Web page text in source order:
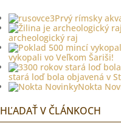
Prvý rímsky
archeologický raj
vykopali vo Veľkom Šariši!
stará loď bola objavená v
Nokta
HĽADAŤ V ČLÁNKOCH